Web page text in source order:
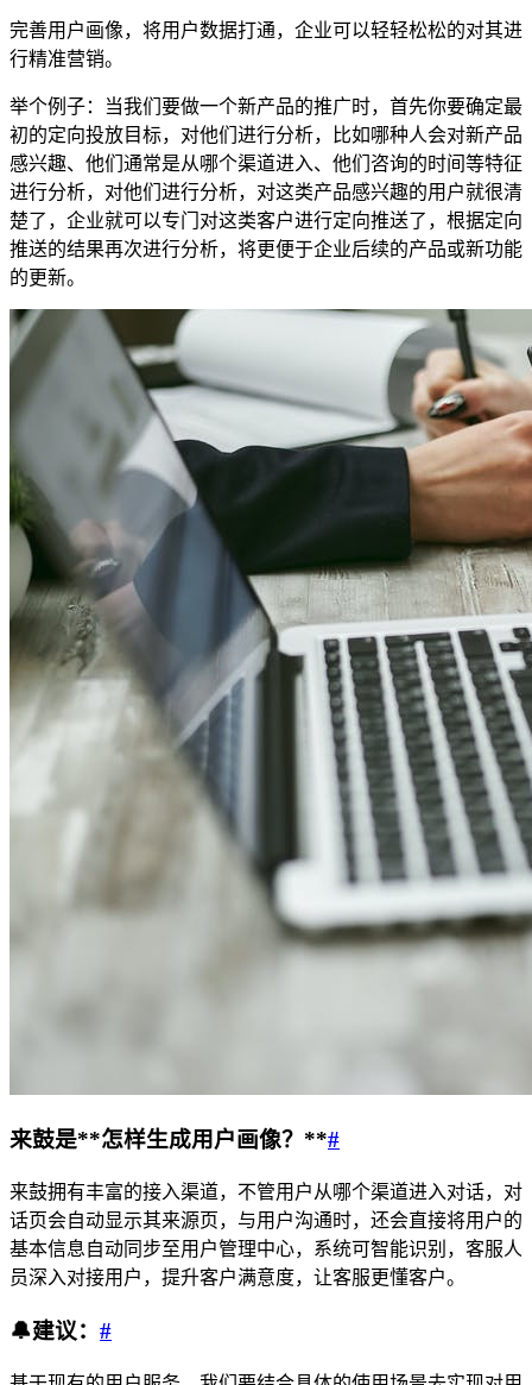
完善用户画像，将用户数据打通，企业可以轻轻松松的对其进
行精准营销。
举个例子：当我们要做一个新产品的推广时，首先你要确定最
初的定向投放目标，对他们进行分析，比如哪种人会对新产品
感兴趣、他们通常是从哪个渠道进入、他们咨询的时间等特征
进行分析，对他们进行分析，对这类产品感兴趣的用户就很清
楚了，企业就可以专门对这类客户进行定向推送了，根据定向
推送的结果再次进行分析，将更便于企业后续的产品或新功能
的更新。
来鼓是**怎样生成用户画像？**#
来鼓拥有丰富的接入渠道，不管用户从哪个渠道进入对话，对
话页会自动显示其来源页，与用户沟通时，还会直接将用户的
基本信息自动同步至用户管理中心，系统可智能识别，客服人
员深入对接用户，提升客户满意度，让客服更懂客户。
🔔建议： #